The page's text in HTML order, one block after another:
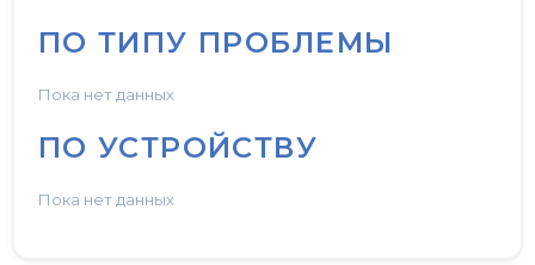
ПО ТИПУ ПРОБЛЕМЫ
Пока нет данных
ПО УСТРОЙСТВУ
Пока нет данных